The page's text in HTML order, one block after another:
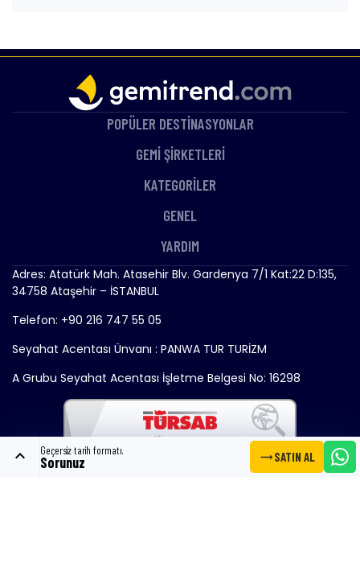
expand_less Geçersiz tarih formatı.
Sorunuz trending_flatSATIN AL
POPÜLER DESTİNASYONLAR
GEMİ ŞİRKETLERİ
KATEGORİLER
GENEL
YARDIM
Adres: Atatürk Mah. Atasehir Blv. Gardenya 7/1 Kat:22 D:135,
34758 Ataşehir – İSTANBUL
Telefon: +90 216 747 55 05
Seyahat Acentası Ünvanı : PANWA TUR TURİZM
A Grubu Seyahat Acentası İşletme Belgesi No: 16298